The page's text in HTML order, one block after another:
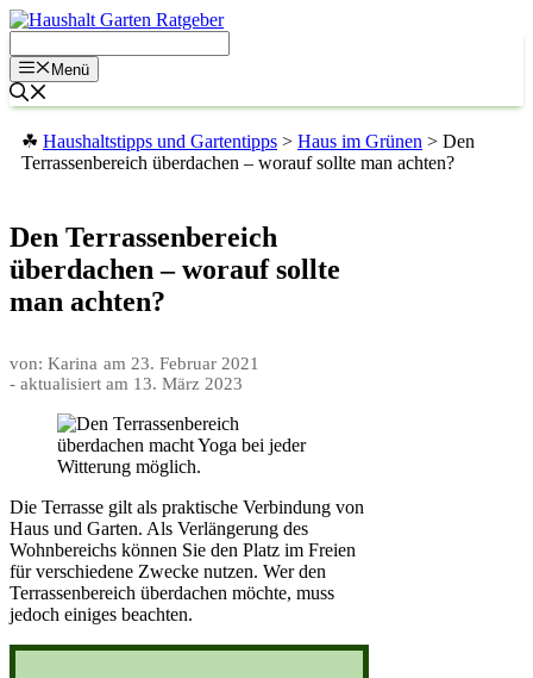
Zum
springenMenü
☘ Haushaltstipps und Gartentipps > Haus im Grünen > Den
Terrassenbereich überdachen – worauf sollte man achten?
Den Terrassenbereich
überdachen – worauf sollte
man achten?
von: Karina am 23. Februar 2021
- aktualisiert am 13. März 2023
Die Terrasse gilt als praktische Verbindung von
Haus und Garten. Als Verlängerung des
Wohnbereichs können Sie den Platz im Freien
für verschiedene Zwecke nutzen. Wer den
Terrassenbereich überdachen möchte, muss
jedoch einiges beachten.